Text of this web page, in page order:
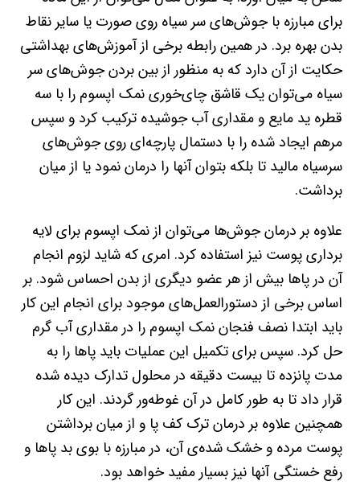
برای مبارزه با جوش‌های سر سیاه روی صورت یا سایر نقاط
بدن بهره برد. در همین رابطه برخی از آموزش‌های بهداشتی
حکایت از آن دارد که به منظور از بین بردن جوش‌های سر
سیاه می‌توان یک قاشق چای‌خوری نمک اپسوم را با سه
قطره ید مایع و مقداری آب جوشیده ترکیب کرد و سپس
مرهم ایجاد شده را با دستمال پارچه‌ای روی جوش‌های
سرسیاه مالید تا بلکه بتوان آنها را درمان نمود یا از میان
برداشت.
علاوه بر درمان جوش‌ها می‌توان از نمک اپسوم برای لایه
برداری پوست نیز استفاده کرد. امری که شاید لزوم انجام
آن در پاها بیش از هر عضو دیگری از بدن احساس شود. بر
اساس برخی از دستورالعمل‌های موجود برای انجام این کار
باید ابتدا نصف فنجان نمک اپسوم را در مقداری آب گرم
حل کرد. سپس برای تکمیل این عملیات باید پاها را به
مدت پانزده تا بیست دقیقه در محلول تدارک دیده شده
قرار داد تا به طور کامل در آن غوطه‌ور گردند. این کار
همچنین علاوه بر درمان ترک کف پا و از میان برداشتن
پوست مرده و خشک شده‌ی آن، در مبارزه با بوی بد پاها و
رفع خستگی آنها نیز بسیار مفید خواهد بود.